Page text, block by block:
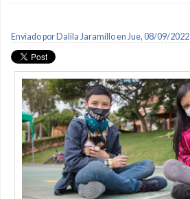
Enviado por Dalila Jaramilloen Jue, 08/09/